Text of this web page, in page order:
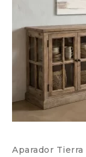
Aparador Tierra